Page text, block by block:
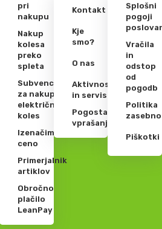
pri
nakupu
Nakup
kolesa
preko
spleta
Subvencije
za nakup
električnih
koles
Izenačimo
ceno
Primerjalnik
artiklov
Obročno
plačilo
LeanPay
Kontakt
Kje
smo?
O nas
Aktivnosti
in servis
Pogosta
vprašanja
Splošni
pogoji
Vračila
in
odstop
od
pogodb
Politika
Piškotki